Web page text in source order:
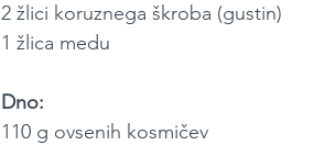
2 žlici koruznega škroba (gustin)
1 žlica medu
Dno:
110 g ovsenih kosmičev